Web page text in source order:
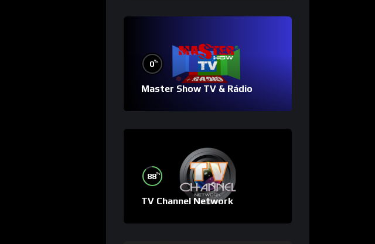
0%
Master Show TV & Rádio
88%
TV Channel Network